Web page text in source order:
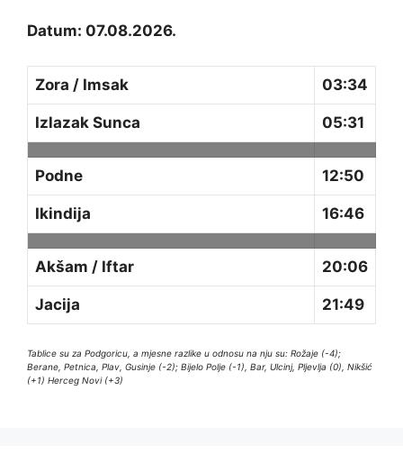
Datum: 07.08.2026.
Zora / Imsak 03:34
Izlazak Sunca 05:31
Podne 12:50
Ikindija 16:46
Akšam / Iftar 20:06
Jacija 21:49
Tablice su za Podgoricu, a mjesne razlike u odnosu na nju su: Rožaje (-4);
Berane, Petnica, Plav, Gusinje (-2); Bijelo Polje (-1), Bar, Ulcinj, Pljevlja (0), Nikšić
(+1) Herceg Novi (+3)